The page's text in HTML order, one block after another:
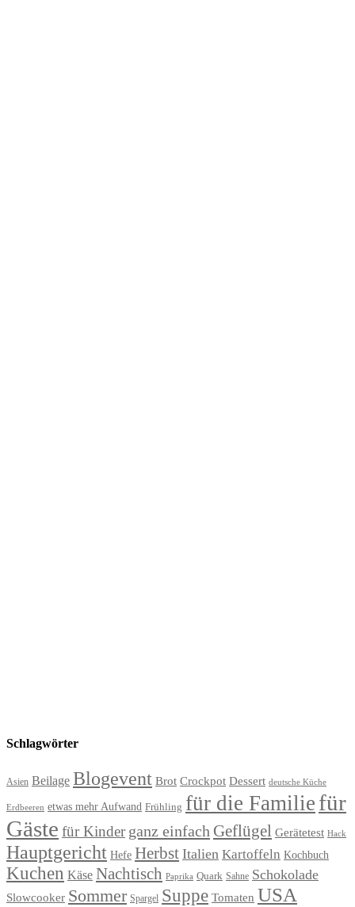
Schlagwörter
Asien Beilage Blogevent Brot Crockpot Dessert deutsche Küche
Erdbeeren etwas mehr Aufwand Frühling für die Familie für
Gäste für Kinder ganz einfach Geflügel Gerätetest Hack
Hauptgericht Hefe Herbst Italien Kartoffeln Kochbuch
Kuchen Käse Nachtisch Paprika Quark Sahne Schokolade
Slowcooker Sommer Spargel Suppe Tomaten USA